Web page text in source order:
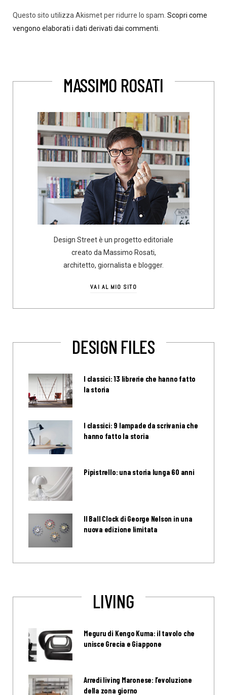
Questo sito utilizza Akismet per ridurre lo spam. Scopri come
vengono elaborati i dati derivati dai commenti
MASSIMO ROSATI
Design Street è un progetto editoriale
creato da Massimo Rosati,
architetto, giornalista e blogger.
VAI AL MIO SITO
DESIGN FILES
I classici: 13 librerie che hanno fatto
la storia
I classici: 9 lampade da scrivania che
hanno fatto la storia
Pipistrello: una storia lunga 60 anni
Il Ball Clock di George Nelson in una
nuova edizione limitata
LIVING
Meguru di Kengo Kuma: il tavolo che
unisce Grecia e Giappone
Arredi living Maronese: l’evoluzione
della zona giorno